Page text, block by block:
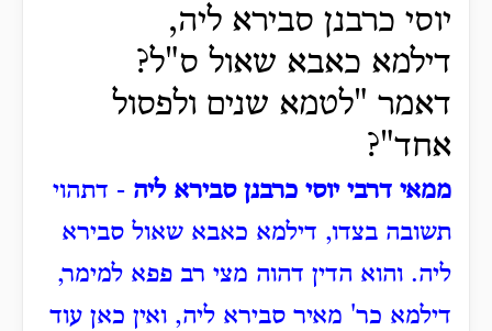
יוסי כרבנן סבירא ליה,
דילמא כאבא שאול ס"ל?
דאמר "לטמא שנים ולפסול
אחד"?
ממאי דרבי יוסי כרבנן סבירא ליה - דתהוי
תשובה בצדו, דילמא כאבא שאול סבירא
ליה. והוא הדין דהוה מצי רב פפא למימר,
דילמא כר' מאיר סבירא ליה, ואין כאן עוד